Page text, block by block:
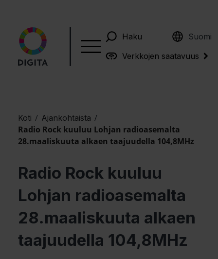
Haku Suomi
English
Verkkojen saatavuus
Koti / Ajankohtaista /
Radio Rock kuuluu Lohjan radioasemalta
28.maaliskuuta alkaen taajuudella 104,8MHz
Radio Rock kuuluu
Lohjan radioasemalta
28.maaliskuuta alkaen
taajuudella 104,8MHz